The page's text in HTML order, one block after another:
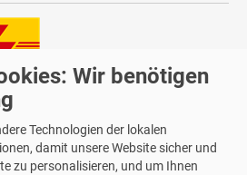
und Postfilialen
Wir benötigen
Technologien der lokalen
damit unsere Website sicher und
zu personalisieren, und um Ihnen